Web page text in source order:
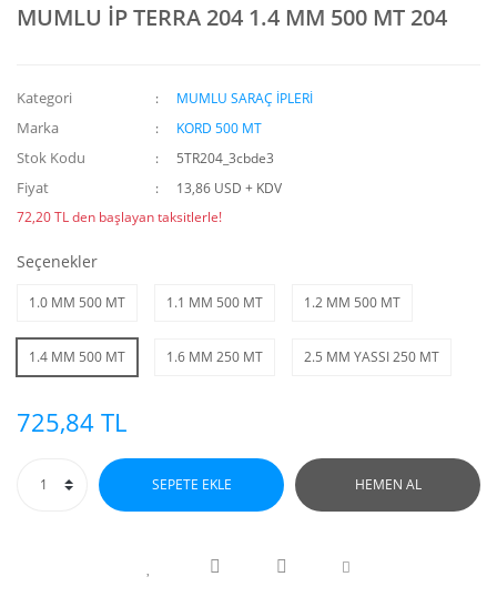
MUMLU İP TERRA 204 1.4 MM 500 MT 204
Kategori MUMLU SARAÇ İPLERİ
Marka KORD 500 MT
Stok Kodu 5TR204_3cbde3
Fiyat
13,86 USD + KDV
72,20 TL den başlayan taksitlerle!
Seçenekler
1.0 MM 500 MT 1.1 MM 500 MT 1.2 MM 500 MT
1.4 MM 500 MT 1.6 MM 250 MT 2.5 MM YASSI 250 MT
725,84 TL
SEPETE EKLE HEMEN AL